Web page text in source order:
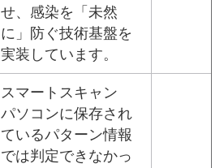
せ、感染を「未然
に」防ぐ技術基盤を
実装しています。
スマートスキャン
パソコンに保存され
ているパターン情報
では判定できなかっ